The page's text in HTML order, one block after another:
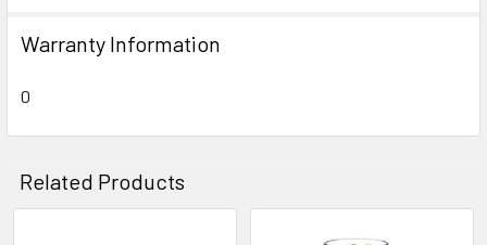
Warranty Information
0
Related Products